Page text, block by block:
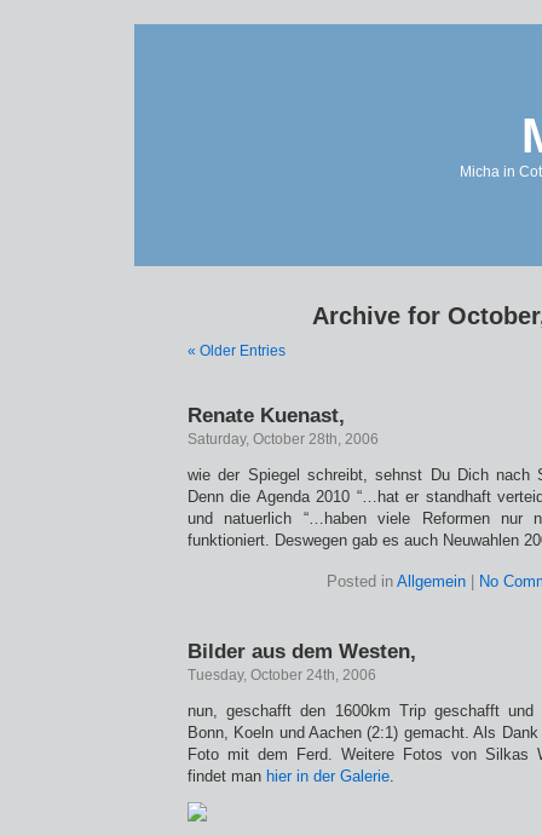
Micha in
Archive for
« Older Entries
Renate Kuenast,
Saturday, October 28th, 2006
wie der Spiegel schreibt, sehnst Du Dich nach
Denn die Agenda 2010 “…hat er standhaft
und natuerlich “…haben viele Reformen nur
funktioniert. Deswegen gab es auch Neuwahlen
Posted in Allgemein No
Bilder aus dem Westen,
Tuesday, October 24th, 2006
nun, geschafft den 1600km Trip geschafft und
Bonn, Koeln und Aachen (2:1) gemacht. Als
Foto mit dem Ferd. Weitere Fotos von Silkas
findet man hier in der Galerie.